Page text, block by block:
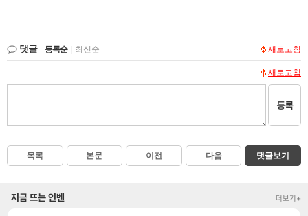
댓글 등록순 최신순 새로고침
새로고침
등록
목록 본문 이전 다음 댓글보기
지금 뜨는 인벤 더보기+